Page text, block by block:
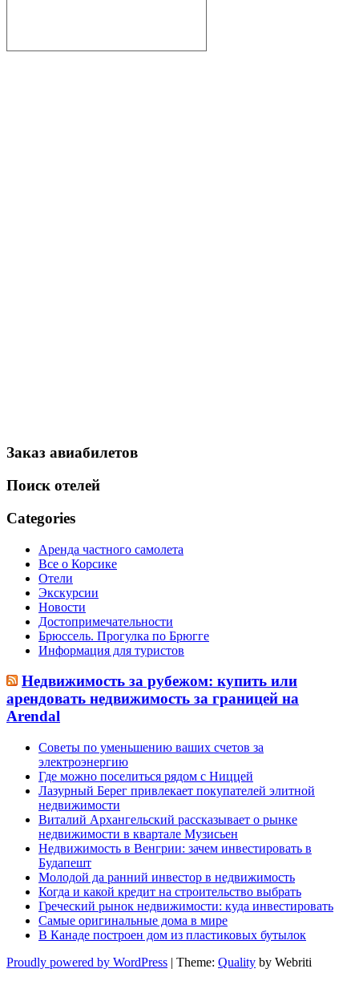
Заказ авиабилетов
Поиск отелей
Categories
Аренда частного самолета
Все о Корсике
Отели
Экскурсии
Новости
Достопримечательности
Брюссель. Прогулка по Брюгге
Информация для туристов
Недвижимость за рубежом: купить или
арендовать недвижимость за границей на
Arendal
Советы по уменьшению ваших счетов за
электроэнергию
Где можно поселиться рядом с Ниццей
Лазурный Берег привлекает покупателей элитной
недвижимости
Виталий Архангельский рассказывает о рынке
недвижимости в квартале Музисьен
Недвижимость в Венгрии: зачем инвестировать в
Будапешт
Молодой да ранний инвестор в недвижимость
Когда и какой кредит на строительство выбрать
Греческий рынок недвижимости: куда инвестировать
Самые оригинальные дома в мире
В Канаде построен дом из пластиковых бутылок
Proudly powered by WordPress | Theme: Quality by Webriti